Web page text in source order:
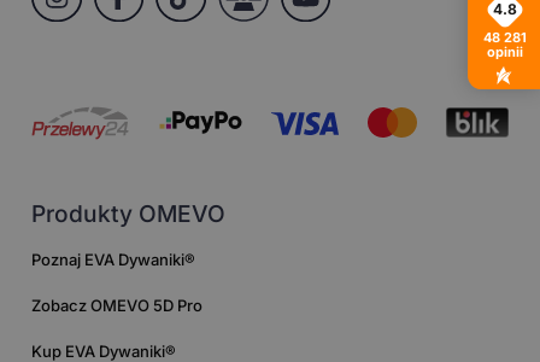
Produkty OMEVO
Poznaj EVA Dywaniki®
Zobacz OMEVO 5D Pro
Kup EVA Dywaniki®
4.8
48 281
opinii